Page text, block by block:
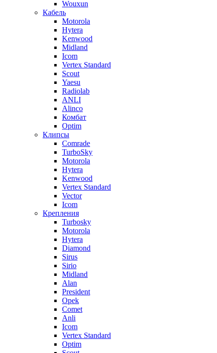
Wouxun
Кабель
Motorola
Hytera
Kenwood
Midland
Icom
Vertex Standard
Scout
Yaesu
Radiolab
ANLI
Alinco
Комбат
Optim
Клипсы
Comrade
TurboSky
Motorola
Hytera
Kenwood
Vertex Standard
Vector
Icom
Крепления
Turbosky
Motorola
Hytera
Diamond
Sirus
Sirio
Midland
Alan
President
Opek
Comet
Anli
Icom
Vertex Standard
Optim